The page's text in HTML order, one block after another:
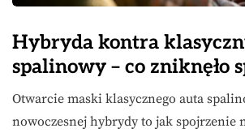
Hybryda kontra
spalinowy – co zniknęło
Otwarcie maski klasycznego auta
nowoczesnej hybrydy to jak spojrzenie